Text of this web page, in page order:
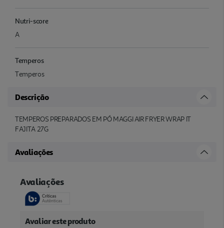
Nutri-score
A
Temperos
Temperos
Descrição
TEMPEROS PREPARADOS EM PÓ MAGGI AIR FRYER WRAP IT
FAJITA 27G
Avaliações